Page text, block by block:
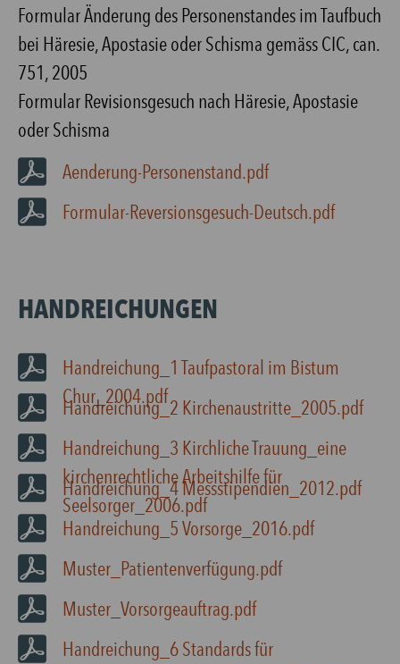
Formular Änderung des Personenstandes im Taufbuch
bei Häresie, Apostasie oder Schisma gemäss CIC, can.
751, 2005
Formular Revisionsgesuch nach Häresie, Apostasie
oder Schisma
Aenderung-Personenstand.pdf
Formular-Reversionsgesuch-Deutsch.pdf
HANDREICHUNGEN
Handreichung_1 Taufpastoral im Bistum
Chur_2004.pdf
Handreichung_2 Kirchenaustritte_2005.pdf
Handreichung_3 Kirchliche Trauung_eine
kirchenrechtliche Arbeitshilfe für
Seelsorger_2006.pdf
Handreichung_4 Messstipendien_2012.pdf
Handreichung_5 Vorsorge_2016.pdf
Muster_Patientenverfügung.pdf
Muster_Vorsorgeauftrag.pdf
Handreichung_6 Standards für